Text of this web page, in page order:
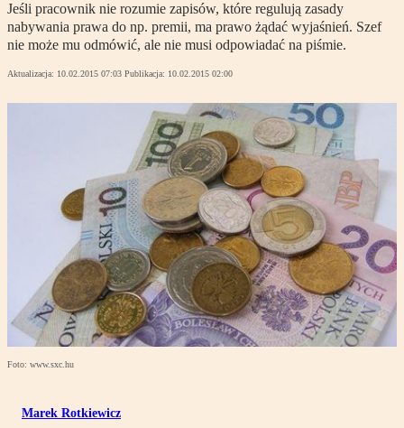
Jeśli pracownik nie rozumie zapisów, które regulują zasady
nabywania prawa do np. premii, ma prawo żądać wyjaśnień. Szef
nie może mu odmówić, ale nie musi odpowiadać na piśmie.
Aktualizacja: 10.02.2015 07:03 Publikacja: 10.02.2015 02:00
Foto: www.sxc.hu
Marek Rotkiewicz